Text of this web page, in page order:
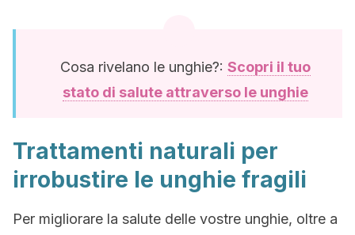
Cosa rivelano le unghie?: Scopri il tuo
stato di salute attraverso le unghie
Trattamenti naturali per
irrobustire le unghie fragili
Per migliorare la salute delle vostre unghie, oltre a